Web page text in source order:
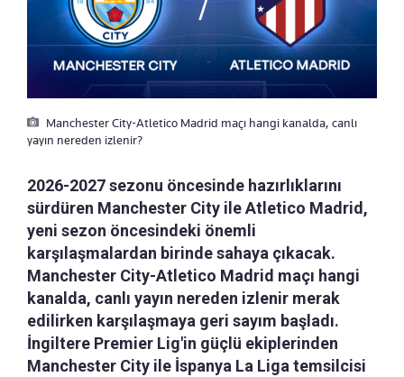
Manchester City-Atletico Madrid maçı hangi kanalda, canlı
yayın nereden izlenir?
2026-2027 sezonu öncesinde hazırlıklarını
sürdüren Manchester City ile Atletico Madrid,
yeni sezon öncesindeki önemli
karşılaşmalardan birinde sahaya çıkacak.
Manchester City-Atletico Madrid maçı hangi
kanalda, canlı yayın nereden izlenir merak
edilirken karşılaşmaya geri sayım başladı.
İngiltere Premier Lig'in güçlü ekiplerinden
Manchester City ile İspanya La Liga temsilcisi